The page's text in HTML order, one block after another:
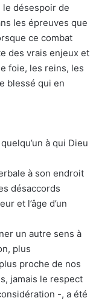
le désespoir de
les épreuves que
ce combat
des vrais enjeux et
foie, les reins, les
blessé qui en
à qui Dieu
à son endroit
désaccords
et l’âge d’un
un autre sens à
plus
proche de nos
jamais le respect
-, a été